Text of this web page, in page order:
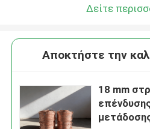
Δείτε
Αποκτήστε την
18 mm